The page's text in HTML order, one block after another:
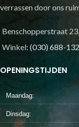
verrassen door ons
Benschopperstraat
Winkel: (030) 688-
OPENINGSTIJDEN
Maandag:
Dinsdag: